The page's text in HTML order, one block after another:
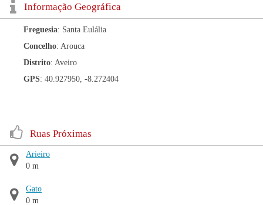
Informação Geográfica
Freguesia: Santa Eulália
Concelho: Arouca
Distrito: Aveiro
GPS: 40.927950, -8.272404
Ruas Próximas
Arieiro
0 m
Gato
0 m